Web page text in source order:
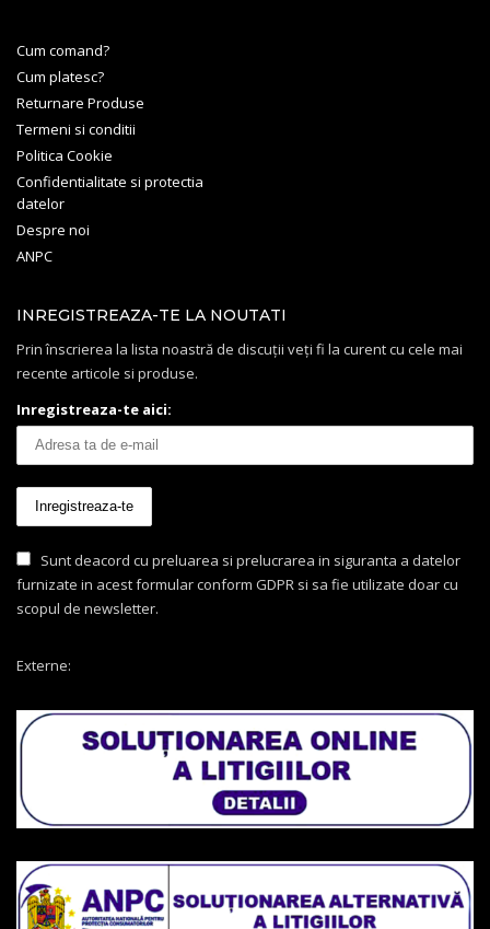
Cum comand?
Cum platesc?
Returnare Produse
Termeni si conditii
Politica Cookie
Confidentialitate si protectia
datelor
Despre noi
ANPC
INREGISTREAZA-TE LA NOUTATI
Prin înscrierea la lista noastră de discuții veți fi la curent cu cele mai
recente articole si produse.
Inregistreaza-te aici:
Sunt deacord cu preluarea si prelucrarea in siguranta a datelor
furnizate in acest formular conform GDPR si sa fie utilizate doar cu
scopul de newsletter.
Externe: